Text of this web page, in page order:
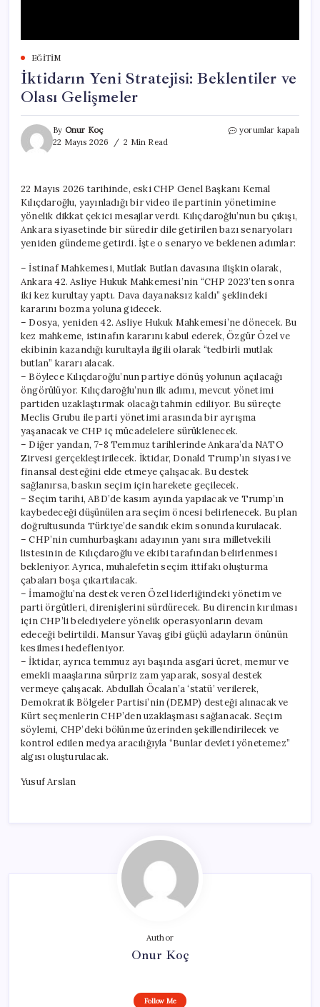
EĞITIM
İktidarın Yeni Stratejisi: Beklentiler ve
Olası Gelişmeler
By Onur Koç
22 Mayıs 2026
2 Min Read
İktidarın
Olası
Gelişmeler
için
yorumlar kapalı
22 Mayıs 2026 tarihinde, eski CHP Genel Başkanı Kemal
Kılıçdaroğlu, yayınladığı bir video ile partinin yönetimine
yönelik dikkat çekici mesajlar verdi. Kılıçdaroğlu’nun bu çıkışı,
Ankara siyasetinde bir süredir dile getirilen bazı senaryoları
yeniden gündeme getirdi. İşte o senaryo ve beklenen adımlar:
– İstinaf Mahkemesi, Mutlak Butlan davasına ilişkin olarak,
Ankara 42. Asliye Hukuk Mahkemesi’nin “CHP 2023’ten sonra
iki kez kurultay yaptı. Dava dayanaksız kaldı” şeklindeki
kararını bozma yoluna gidecek.
– Dosya, yeniden 42. Asliye Hukuk Mahkemesi’ne dönecek. Bu
kez mahkeme, istinafın kararını kabul ederek, Özgür Özel ve
ekibinin kazandığı kurultayla ilgili olarak “tedbirli mutlak
butlan” kararı alacak.
– Böylece Kılıçdaroğlu’nun partiye dönüş yolunun açılacağı
öngörülüyor. Kılıçdaroğlu’nun ilk adımı, mevcut yönetimi
partiden uzaklaştırmak olacağı tahmin ediliyor. Bu süreçte
Meclis Grubu ile parti yönetimi arasında bir ayrışma
yaşanacak ve CHP iç mücadelelere sürüklenecek.
– Diğer yandan, 7-8 Temmuz tarihlerinde Ankara’da NATO
Zirvesi gerçekleştirilecek. İktidar, Donald Trump’ın siyasi ve
finansal desteğini elde etmeye çalışacak. Bu destek
sağlanırsa, baskın seçim için harekete geçilecek.
– Seçim tarihi, ABD’de kasım ayında yapılacak ve Trump’ın
kaybedeceği düşünülen ara seçim öncesi belirlenecek. Bu plan
doğrultusunda Türkiye’de sandık ekim sonunda kurulacak.
– CHP’nin cumhurbaşkanı adayının yanı sıra milletvekili
listesinin de Kılıçdaroğlu ve ekibi tarafından belirlenmesi
bekleniyor. Ayrıca, muhalefetin seçim ittifakı oluşturma
çabaları boşa çıkartılacak.
– İmamoğlu’na destek veren Özel liderliğindeki yönetim ve
parti örgütleri, direnişlerini sürdürecek. Bu direncin kırılması
için CHP’li belediyelere yönelik operasyonların devam
edeceği belirtildi. Mansur Yavaş gibi güçlü adayların önünün
kesilmesi hedefleniyor.
– İktidar, ayrıca temmuz ayı başında asgari ücret, memur ve
emekli maaşlarına sürpriz zam yaparak, sosyal destek
vermeye çalışacak. Abdullah Öcalan’a ‘statü’ verilerek,
Demokratik Bölgeler Partisi’nin (DEMP) desteği alınacak ve
Kürt seçmenlerin CHP’den uzaklaşması sağlanacak. Seçim
söylemi, CHP’deki bölünme üzerinden şekillendirilecek ve
kontrol edilen medya aracılığıyla “Bunlar devleti yönetemez”
algısı oluşturulacak.
Yusuf Arslan
Author
Onur Koç
Follow Me